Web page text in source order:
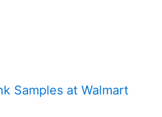
Samples at Walmart